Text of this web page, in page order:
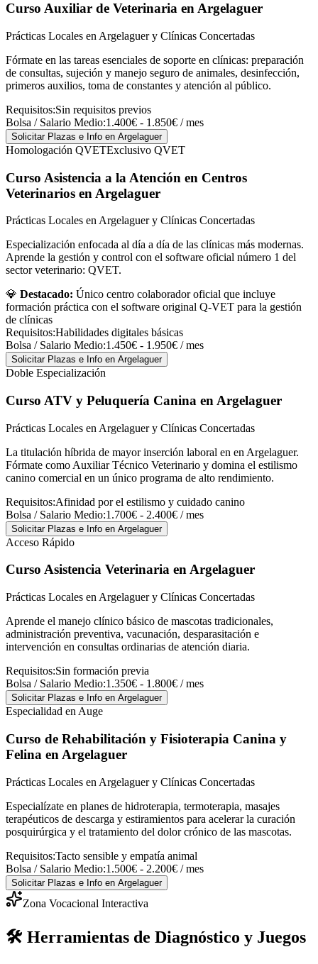
Curso Auxiliar de Veterinaria en Argelaguer
Prácticas Locales en Argelaguer y Clínicas Concertadas
Fórmate en las tareas esenciales de soporte en clínicas: preparación
de consultas, sujeción y manejo seguro de animales, desinfección,
primeros auxilios, toma de constantes y atención al público.
Requisitos:Sin requisitos previos
Bolsa / Salario Medio:1.400€ - 1.850€ / mes
Solicitar Plazas e Info en Argelaguer
Homologación QVETExclusivo QVET
Curso Asistencia a la Atención en Centros
Veterinarios en Argelaguer
Prácticas Locales en Argelaguer y Clínicas Concertadas
Especialización enfocada al día a día de las clínicas más modernas.
Aprende la gestión y control con el software oficial número 1 del
sector veterinario: QVET.
💎 Destacado: Único centro colaborador oficial que incluye
formación práctica con el software original Q-VET para la gestión
de clínicas
Requisitos:Habilidades digitales básicas
Bolsa / Salario Medio:1.450€ - 1.950€ / mes
Solicitar Plazas e Info en Argelaguer
Doble Especialización
Curso ATV y Peluquería Canina en Argelaguer
Prácticas Locales en Argelaguer y Clínicas Concertadas
La titulación híbrida de mayor inserción laboral en en Argelaguer.
Fórmate como Auxiliar Técnico Veterinario y domina el estilismo
canino comercial en un único programa de alto rendimiento.
Requisitos:Afinidad por el estilismo y cuidado canino
Bolsa / Salario Medio:1.700€ - 2.400€ / mes
Solicitar Plazas e Info en Argelaguer
Acceso Rápido
Curso Asistencia Veterinaria en Argelaguer
Prácticas Locales en Argelaguer y Clínicas Concertadas
Aprende el manejo clínico básico de mascotas tradicionales,
administración preventiva, vacunación, desparasitación e
intervención en consultas ordinarias de atención diaria.
Requisitos:Sin formación previa
Bolsa / Salario Medio:1.350€ - 1.800€ / mes
Solicitar Plazas e Info en Argelaguer
Especialidad en Auge
Curso de Rehabilitación y Fisioterapia Canina y
Felina en Argelaguer
Prácticas Locales en Argelaguer y Clínicas Concertadas
Especialízate en planes de hidroterapia, termoterapia, masajes
terapéuticos de descarga y estiramientos para acelerar la curación
posquirúrgica y el tratamiento del dolor crónico de las mascotas.
Requisitos:Tacto sensible y empatía animal
Bolsa / Salario Medio:1.500€ - 2.200€ / mes
Solicitar Plazas e Info en Argelaguer
Zona Vocacional Interactiva
🛠️ Herramientas de Diagnóstico y Juegos